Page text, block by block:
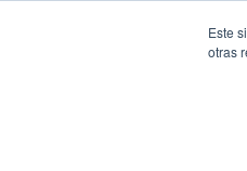
Este
otras